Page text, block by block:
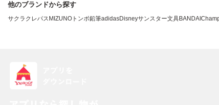
他のブランドから探す
サクラクレパス MIZUNO トンボ鉛筆adidasDisneyサンスター文具BANDAI